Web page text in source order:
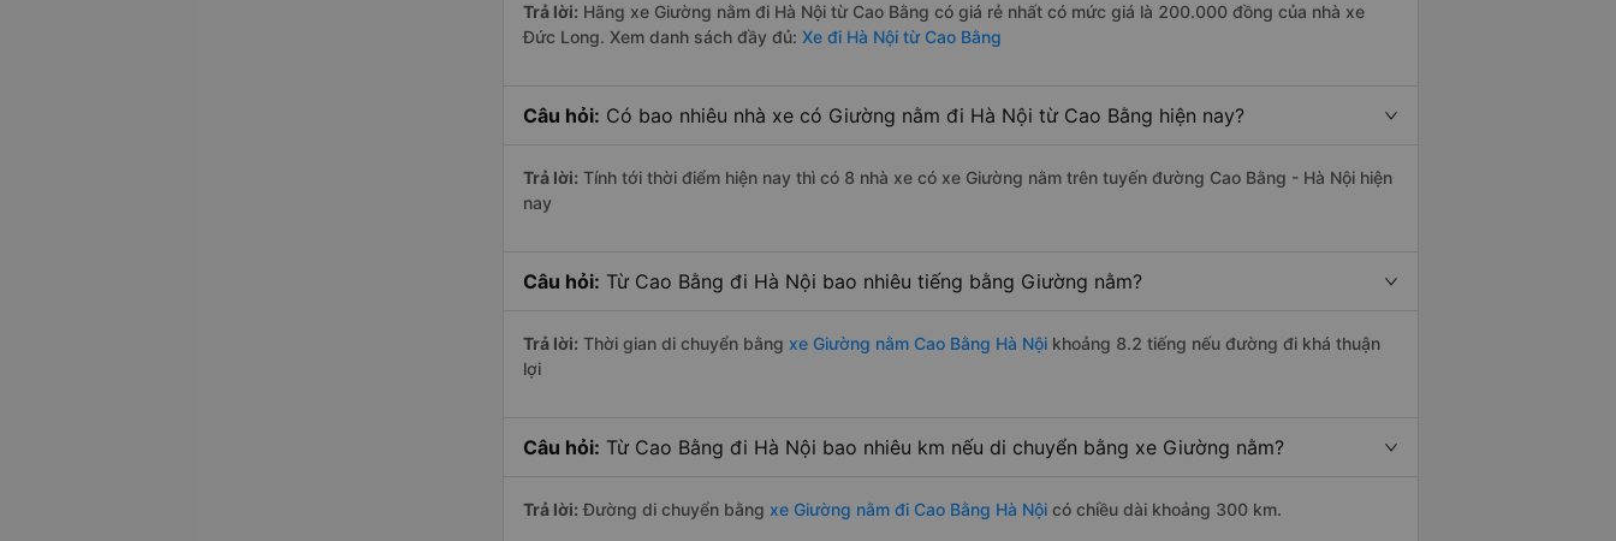
Trả lời: Hãng xe Giường nằm đi Hà Nội từ Cao Bằng có giá rẻ nhất có mức giá là 200.000 đồng của nhà xe
Đức Long. Xem danh sách đầy đủ: Xe đi Hà Nội từ Cao Bằng
Câu hỏi: Có bao nhiêu nhà xe có Giường nằm đi Hà Nội từ Cao Bằng hiện nay?
Trả lời: Tính tới thời điểm hiện nay thì có 8 nhà xe có xe Giường nằm trên tuyến đường Cao Bằng - Hà Nội hiện
nay
Câu hỏi: Từ Cao Bằng đi Hà Nội bao nhiêu tiếng bằng Giường nằm?
Trả lời: Thời gian di chuyển bằng xe Giường nằm Cao Bằng Hà Nội khoảng 8.2 tiếng nếu đường đi khá thuận
lợi
Câu hỏi: Từ Cao Bằng đi Hà Nội bao nhiêu km nếu di chuyển bằng xe Giường nằm?
Trả lời: Đường di chuyển bằng xe Giường nằm đi Cao Bằng Hà Nội có chiều dài khoảng 300 km.